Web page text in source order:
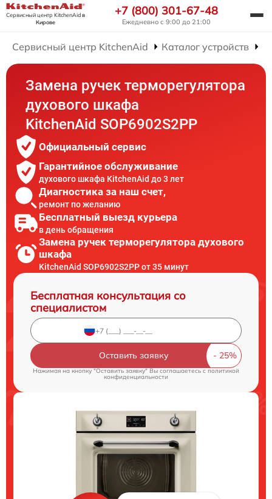
Сервисный центр KitchenAidв
Кирове
+7 (800) 301-67-48
Ежедневно с 9:00 до 21:00
Сервисный центр KitchenAid Каталог устройств
Замена ручек терморегулятора
духового шкафа
KitchenAid SOP6902S2PP
Официальный сервис
Гарантийное обслуживание
духового шкафа KitchenAid до 3 лет
Диагностика за наш счет,
ремонт по желанию
Бесплатный выезд курьера
в день обращения
Замена ручек терморегулятора духового
шкафа
KitchenAid SOP6902S2PP от 35 минут
Бесплатная консультация со
специалистом
Оставить заявку
Нажимая на кнопку "Оставить заявку" Вы соглашаетесь cполитикой
конфиденциальности